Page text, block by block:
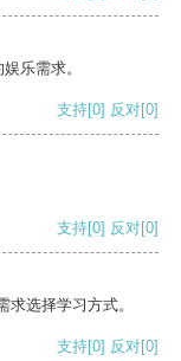
乐需求。
支持[0] 反对[0]
支持[0] 反对[0]
选择学习方式。
支持[0] 反对[0]